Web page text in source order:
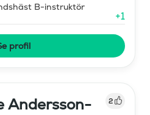
B-instruktör
+1
profil
Andersson-
2